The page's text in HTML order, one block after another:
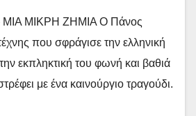
ΜΙΚΡΗ ΖΗΜΙΑ Ο Πάνος
που σφράγισε την ελληνική
εκπληκτική του φωνή και βαθιά
με ένα καινούργιο τραγούδι.